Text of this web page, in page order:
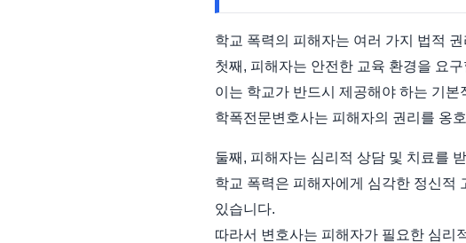
학교 폭력의 피해자는 여러 가지 법적
첫째, 피해자는 안전한 교육 환경을 요
이는 학교가 반드시 제공해야 하는 기
학폭전문변호사는 피해자의 권리를 옹
둘째, 피해자는 심리적 상담 및 치료를
학교 폭력은 피해자에게 심각한 정신적
있습니다.
따라서 변호사는 피해자가 필요한 심리